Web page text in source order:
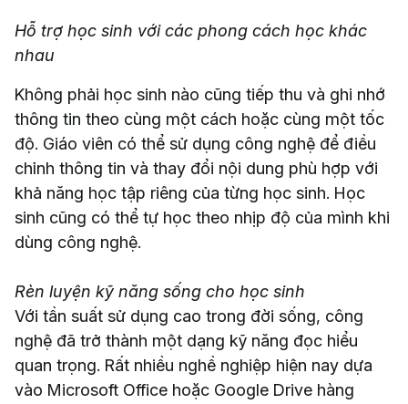
Hỗ trợ học sinh với các phong cách học khác
nhau
Không phải học sinh nào cũng tiếp thu và ghi nhớ
thông tin theo cùng một cách hoặc cùng một tốc
độ. Giáo viên có thể sử dụng công nghệ để điều
chỉnh thông tin và thay đổi nội dung phù hợp với
khả năng học tập riêng của từng học sinh. Học
sinh cũng có thể tự học theo nhịp độ của mình khi
dùng công nghệ.
Rèn luyện kỹ năng sống cho học sinh
Với tần suất sử dụng cao trong đời sống, công
nghệ đã trở thành một dạng kỹ năng đọc hiểu
quan trọng. Rất nhiều nghề nghiệp hiện nay dựa
vào Microsoft Office hoặc Google Drive hàng